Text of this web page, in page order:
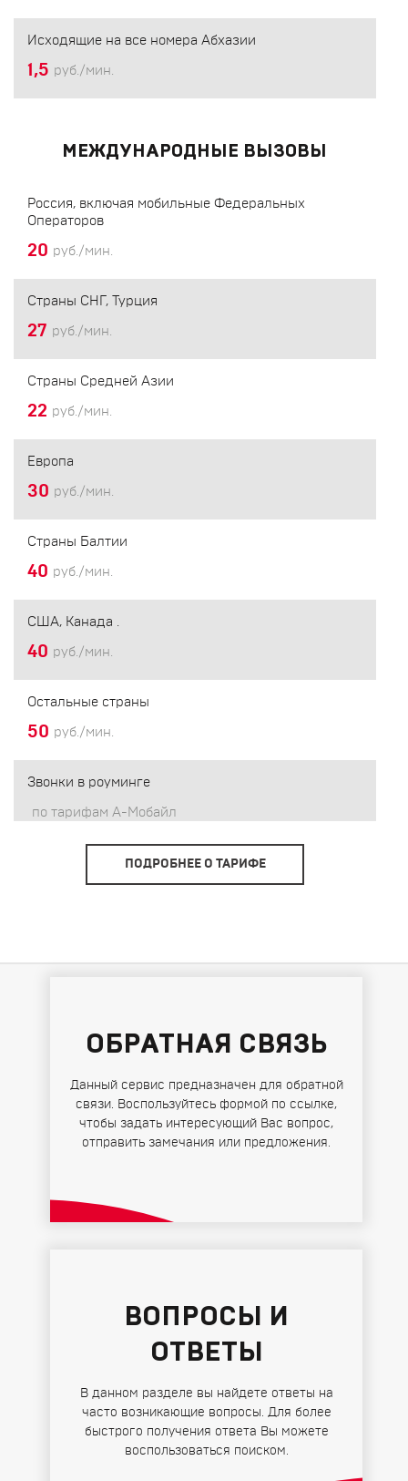
Исходящие на все номера Абхазии
1,5 руб./мин.
МЕЖДУНАРОДНЫЕ ВЫЗОВЫ
Россия, включая мобильные Федеральных
Операторов
20 руб./мин.
Страны СНГ, Турция
27 руб./мин.
Страны Средней Азии
22 руб./мин.
Европа
30 руб./мин.
Страны Балтии
40 руб./мин.
США, Канада .
40 руб./мин.
Остальные страны
50 руб./мин.
Звонки в роуминге
по тарифам А-Мобайл
ПОДРОБНЕЕ О ТАРИФЕ
ОБРАТНАЯ СВЯЗЬ
Данный сервис предназначен для обратной
связи. Воспользуйтесь формой по ссылке,
чтобы задать интересующий Вас вопрос,
отправить замечания или предложения.
ВОПРОСЫ И
ОТВЕТЫ
В данном разделе вы найдете ответы на
часто возникающие вопросы. Для более
быстрого получения ответа Вы можете
воспользоваться поиском.